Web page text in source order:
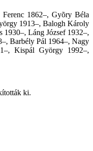
1862–, Gyõry Béla
1913–, Balogh Károly
1930–, Láng József 1932–,
Barbély Pál 1964–, Nagy
Kispál György 1992–,
ki.